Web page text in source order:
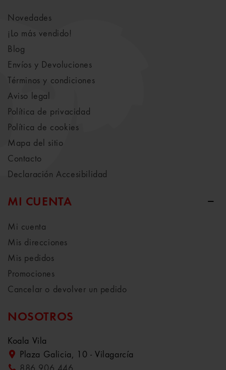
Novedades
¡Lo más vendido!
Blog
Envíos y Devoluciones
Términos y condiciones
Aviso legal
Política de privacidad
Política de cookies
Mapa del sitio
Contacto
Declaración Accesibilidad
MI CUENTA
Mi cuenta
Mis direcciones
Mis pedidos
Promociones
Cancelar o devolver un pedido
NOSOTROS
Koala Vila
Plaza Galicia, 10 - Vilagarcía